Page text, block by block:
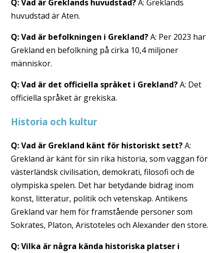
Q: Vad är Greklands huvudstad?A: Greklands
huvudstad är Aten.
Q: Vad är befolkningen i Grekland?A: Per 2023 har
Grekland en befolkning på cirka 10,4 miljoner
människor.
Q: Vad är det officiella språket i Grekland?A: Det
officiella språket är grekiska.
Historia och kultur
Q: Vad är Grekland känt för historiskt sett?A:
Grekland är känt för sin rika historia, som vaggan för
västerländsk civilisation, demokrati, filosofi och de
olympiska spelen. Det har betydande bidrag inom
konst, litteratur, politik och vetenskap. Antikens
Grekland var hem för framstående personer som
Sokrates, Platon, Aristoteles och Alexander den store.
Q: Vilka är några kända historiska platser i